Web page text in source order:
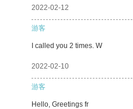
2022-02-12
游客
I called you 2 times. W
2022-02-10
游客
Hello, Greetings fr